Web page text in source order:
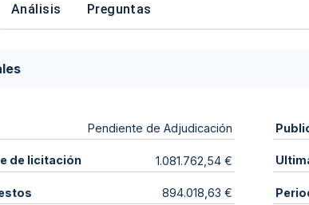
Análisis Preguntas
Pendiente de Adjudicación
de licitación 1.081.762,54 €
894.018,63 €